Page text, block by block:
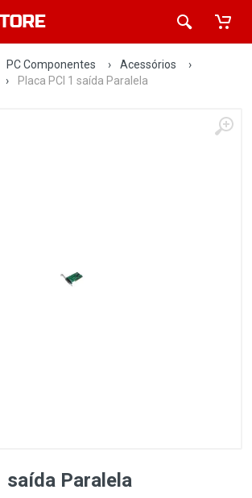
PC Componentes › Acessórios
›
› Placa PCI 1 saída Paralela
saída Paralela